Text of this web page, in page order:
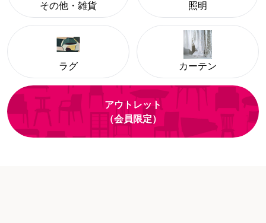
その他・雑貨 照明
ラグ カーテン
アウトレット
（会員限定）